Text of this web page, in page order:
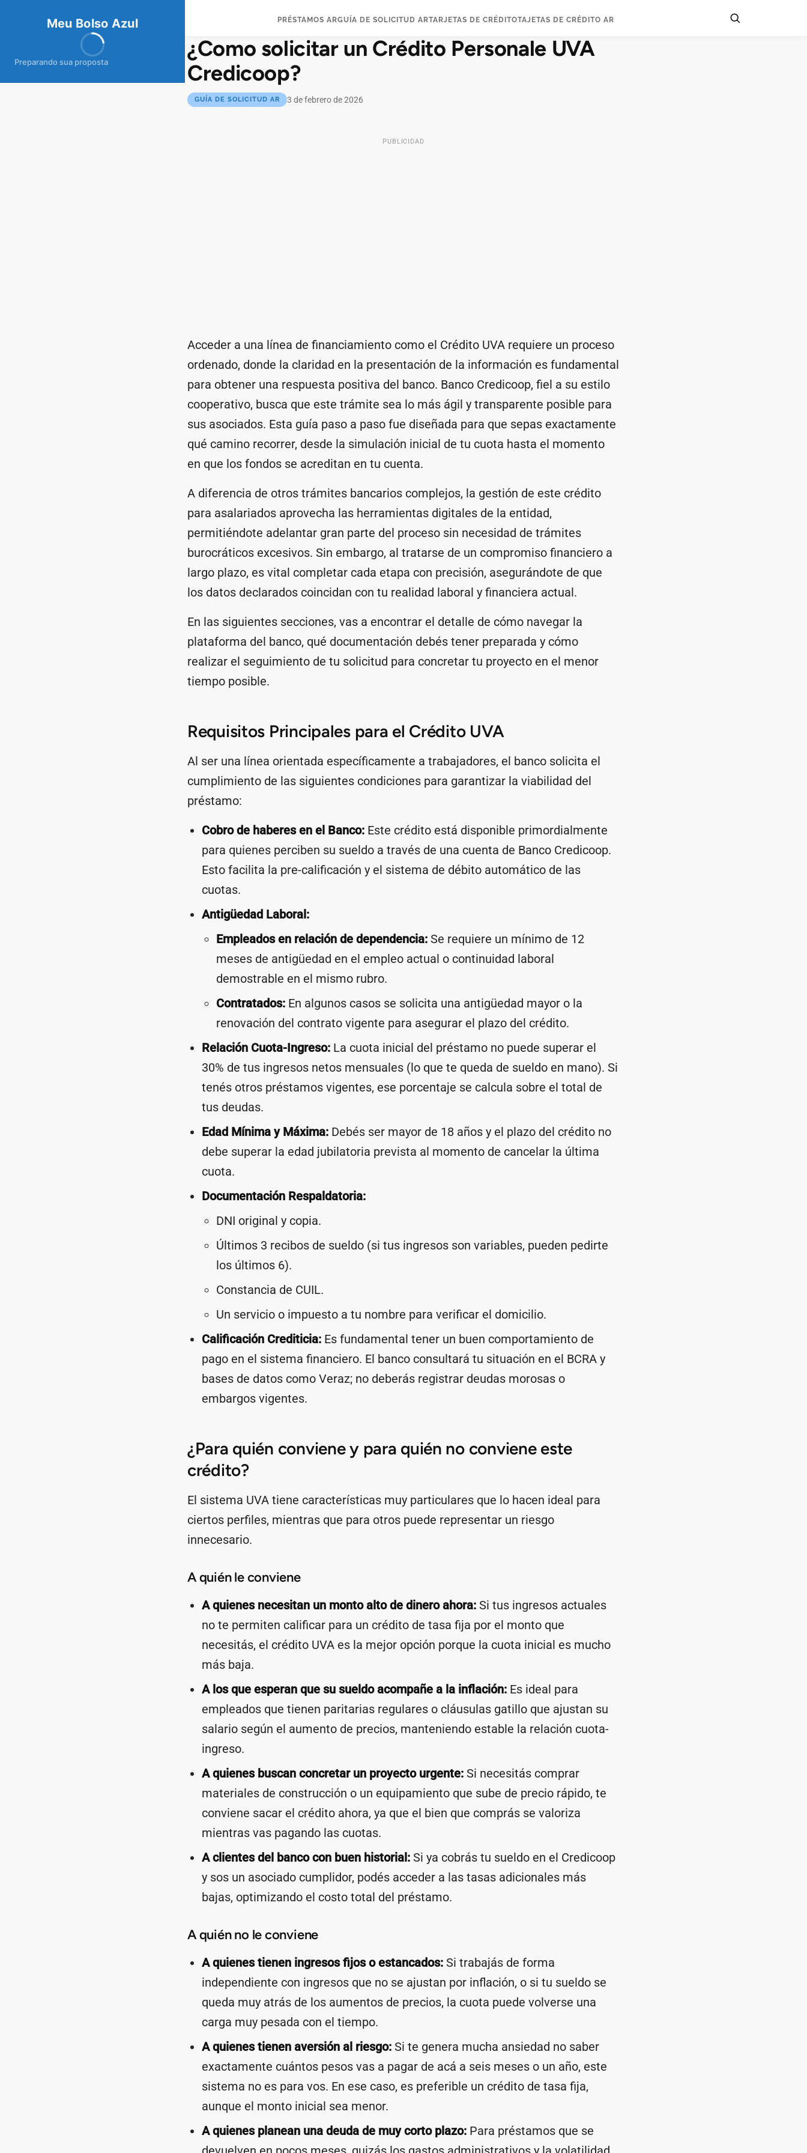
Meu Bolso Azul
Preparando sua proposta
meubolsoAz PRÉSTAMOS ARGUÍA DE SOLICITUD ARTARJETAS DE CRÉDITOTAJETAS DE CRÉDITO AR
¿Como solicitar un Crédito Personale UVA
Credicoop?
GUÍA DE SOLICITUD AR 3 de febrero de 2026
PUBLICIDAD
Acceder a una línea de financiamiento como el Crédito UVA requiere un proceso
ordenado, donde la claridad en la presentación de la información es fundamental
para obtener una respuesta positiva del banco. Banco Credicoop, fiel a su estilo
cooperativo, busca que este trámite sea lo más ágil y transparente posible para
sus asociados. Esta guía paso a paso fue diseñada para que sepas exactamente
qué camino recorrer, desde la simulación inicial de tu cuota hasta el momento
en que los fondos se acreditan en tu cuenta.
A diferencia de otros trámites bancarios complejos, la gestión de este crédito
para asalariados aprovecha las herramientas digitales de la entidad,
permitiéndote adelantar gran parte del proceso sin necesidad de trámites
burocráticos excesivos. Sin embargo, al tratarse de un compromiso financiero a
largo plazo, es vital completar cada etapa con precisión, asegurándote de que
los datos declarados coincidan con tu realidad laboral y financiera actual.
En las siguientes secciones, vas a encontrar el detalle de cómo navegar la
plataforma del banco, qué documentación debés tener preparada y cómo
realizar el seguimiento de tu solicitud para concretar tu proyecto en el menor
tiempo posible.
Requisitos Principales para el Crédito UVA
Al ser una línea orientada específicamente a trabajadores, el banco solicita el
cumplimiento de las siguientes condiciones para garantizar la viabilidad del
préstamo:
Cobro de haberes en el Banco: Este crédito está disponible primordialmente
para quienes perciben su sueldo a través de una cuenta de Banco Credicoop.
Esto facilita la pre-calificación y el sistema de débito automático de las
cuotas.
Antigüedad Laboral:
Empleados en relación de dependencia: Se requiere un mínimo de 12
meses de antigüedad en el empleo actual o continuidad laboral
demostrable en el mismo rubro.
Contratados: En algunos casos se solicita una antigüedad mayor o la
renovación del contrato vigente para asegurar el plazo del crédito.
Relación Cuota-Ingreso: La cuota inicial del préstamo no puede superar el
30% de tus ingresos netos mensuales (lo que te queda de sueldo en mano). Si
tenés otros préstamos vigentes, ese porcentaje se calcula sobre el total de
tus deudas.
Edad Mínima y Máxima: Debés ser mayor de 18 años y el plazo del crédito no
debe superar la edad jubilatoria prevista al momento de cancelar la última
cuota.
Documentación Respaldatoria:
DNI original y copia.
Últimos 3 recibos de sueldo (si tus ingresos son variables, pueden pedirte
los últimos 6).
Constancia de CUIL.
Un servicio o impuesto a tu nombre para verificar el domicilio.
Calificación Crediticia: Es fundamental tener un buen comportamiento de
pago en el sistema financiero. El banco consultará tu situación en el BCRA y
bases de datos como Veraz; no deberás registrar deudas morosas o
embargos vigentes.
¿Para quién conviene y para quién no conviene este
crédito?
El sistema UVA tiene características muy particulares que lo hacen ideal para
ciertos perfiles, mientras que para otros puede representar un riesgo
innecesario.
A quién le conviene
A quienes necesitan un monto alto de dinero ahora: Si tus ingresos actuales
no te permiten calificar para un crédito de tasa fija por el monto que
necesitás, el crédito UVA es la mejor opción porque la cuota inicial es mucho
más baja.
A los que esperan que su sueldo acompañe a la inflación: Es ideal para
empleados que tienen paritarias regulares o cláusulas gatillo que ajustan su
salario según el aumento de precios, manteniendo estable la relación cuota-
ingreso.
A quienes buscan concretar un proyecto urgente: Si necesitás comprar
materiales de construcción o un equipamiento que sube de precio rápido, te
conviene sacar el crédito ahora, ya que el bien que comprás se valoriza
mientras vas pagando las cuotas.
A clientes del banco con buen historial: Si ya cobrás tu sueldo en el Credicoop
y sos un asociado cumplidor, podés acceder a las tasas adicionales más
bajas, optimizando el costo total del préstamo.
A quién no le conviene
A quienes tienen ingresos fijos o estancados: Si trabajás de forma
independiente con ingresos que no se ajustan por inflación, o si tu sueldo se
queda muy atrás de los aumentos de precios, la cuota puede volverse una
carga muy pesada con el tiempo.
A quienes tienen aversión al riesgo: Si te genera mucha ansiedad no saber
exactamente cuántos pesos vas a pagar de acá a seis meses o un año, este
sistema no es para vos. En ese caso, es preferible un crédito de tasa fija,
aunque el monto inicial sea menor.
A quienes planean una deuda de muy corto plazo: Para préstamos que se